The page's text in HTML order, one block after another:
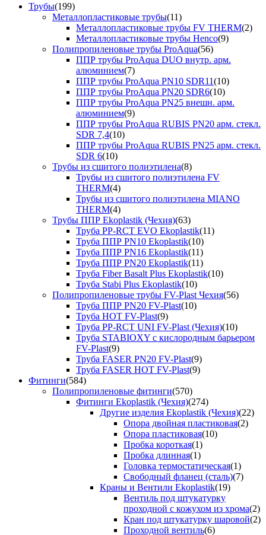
Трубы(199)
Металлопластиковые трубы(11)
Металлопластиковые трубы FV THERM(2)
Металлопластиковые трубы Henco(9)
Полипропиленовые трубы ProAqua(56)
ППР трубы ProAqua DUO внутр. арм.
алюминием(7)
ППР трубы ProAqua PN10 SDR11(10)
ППР трубы ProAqua PN20 SDR6(10)
ППР трубы ProAqua PN25 внешн. арм.
алюминием(9)
ППР трубы ProAqua RUBIS PN20 арм. стекл.
SDR 7,4(10)
ППР трубы ProAqua RUBIS PN25 арм. стекл.
SDR 6(10)
Трубы из сшитого полиэтилена(8)
Трубы из сшитого полиэтилена FV
THERM(4)
Трубы из сшитого полиэтилена MIANO
THERM(4)
Трубы ППР Ekoplastik (Чехия)(63)
Труба PP-RCT EVO Ekoplastik(11)
Труба ППР PN10 Ekoplastik(10)
Труба ППР PN16 Ekoplastik(11)
Труба ППР PN20 Ekoplastik(11)
Труба Fiber Basalt Plus Ekoplastik(10)
Труба Stabi Plus Ekoplastik(10)
Полипропиленовые трубы FV-Plast Чехия(56)
Труба ППР PN20 FV-Plast(10)
Труба HOT FV-Plast(9)
Труба PP-RCT UNI FV-Plast (Чехия)(10)
Труба STABIOXY с кислородным барьером
FV-Plast(9)
Труба FASER PN20 FV-Plast(9)
Труба FASER HOT FV-Plast(9)
Фитинги(584)
Полипропиленовые фитинги(570)
Фитинги Ekoplastik (Чехия)(274)
Другие изделия Ekoplastik (Чехия)(22)
Опора двойная пластиковая(2)
Опора пластиковая(10)
Пробка короткая(1)
Пробка длинная(1)
Головка термостатическая(1)
Свободный фланец (сталь)(7)
Краны и Вентили Ekoplastik(19)
Вентиль под штукатурку
проходной с кожухом из хрома(2)
Кран под штукатурку шаровой(2)
Проходной вентиль(6)